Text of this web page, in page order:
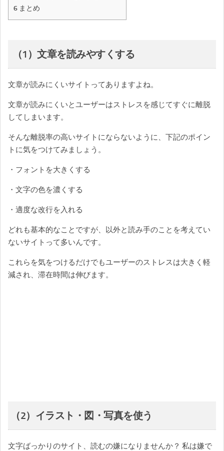
6 まとめ
（1）文章を読みやすくする
文章が読みにくいサイトってありますよね。
文章が読みにくいとユーザーはストレスを感じてすぐに離脱
してしまいます。
そんな離脱率の高いサイトにならないように、下記のポイン
トに気をつけてみましょう。
・フォントを大きくする
・文字の色を濃くする
・適度な改行を入れる
どれも基本的なことですが、以外と読み手のことを考えてい
ないサイトって多いんです。
これらを気をつけるだけでもユーザーのストレスは大きく軽
減され、滞在時間は伸びます。
（2）イラスト・図・写真を使う
文字ばっかりのサイト、読むの嫌になりませんか？ 私は嫌で